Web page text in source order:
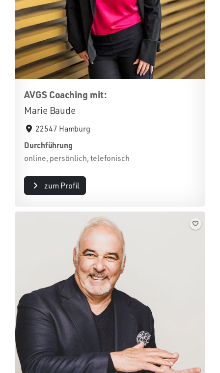
AVGS Coaching mit:
Marie Baude
22547 Hamburg
Durchführung
online, persönlich, telefonisch
zum Profil